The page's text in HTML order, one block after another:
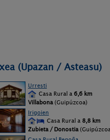
(Upazan / Asteasu)
Urresti
Casa Rural a 6,6 km
Villabona (Guipúzcoa)
Irigoien
Casa Rural a 8,8 km
Zubieta / Donostia